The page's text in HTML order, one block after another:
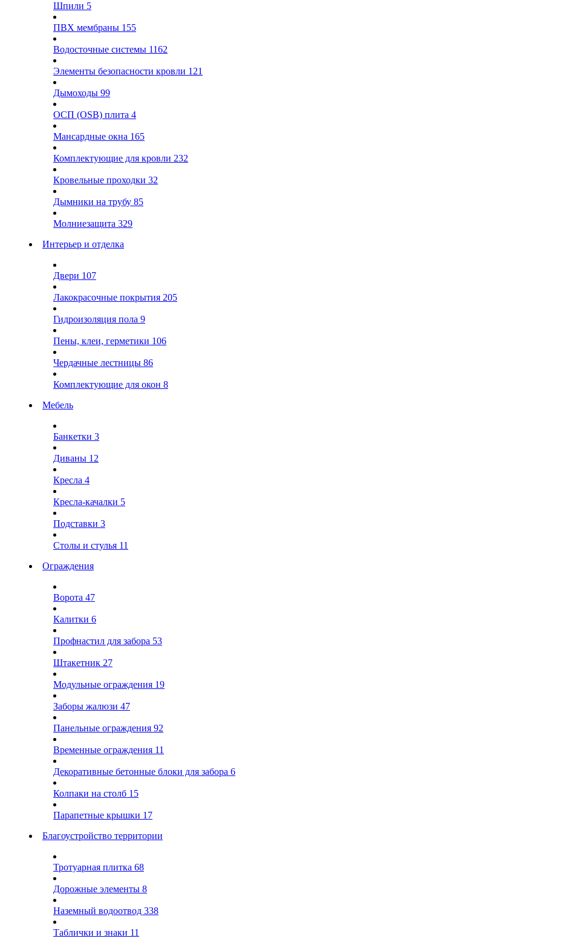
Шпили 5
ПВХ мембраны 155
Водосточные системы 1162
Элементы безопасности кровли 121
Дымоходы 99
ОСП (OSB) плита 4
Мансардные окна 165
Комплектующие для кровли 232
Кровельные проходки 32
Дымники на трубу 85
Молниезащита 329
Интерьер и отделка
Двери 107
Лакокрасочные покрытия 205
Гидроизоляция пола 9
Пены, клеи, герметики 106
Чердачные лестницы 86
Комплектующие для окон 8
Мебель
Банкетки 3
Диваны 12
Кресла 4
Кресла-качалки 5
Подставки 3
Столы и стулья 11
Ограждения
Ворота 47
Калитки 6
Профнастил для забора 53
Штакетник 27
Модульные ограждения 19
Заборы жалюзи 47
Панельные ограждения 92
Временные ограждения 11
Декоративные бетонные блоки для забора 6
Колпаки на столб 15
Парапетные крышки 17
Благоустройство территории
Тротуарная плитка 68
Дорожные элементы 8
Наземный водоотвод 338
Таблички и знаки 11